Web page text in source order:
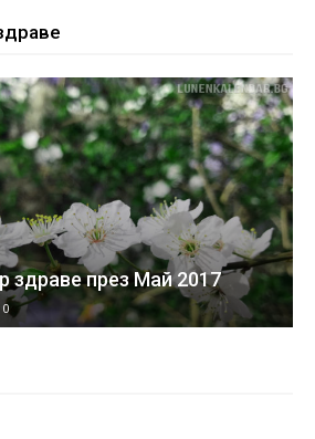
здраве през Май 2017
0